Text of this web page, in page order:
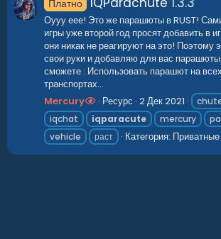
Платно
Оууу еее! Это же парашюты в RUST!
игры уже второй год просят добавить в
они никак не реагируют на это! Поэтому
свои руки и добавляю для вас
сможете : Использовать парашют на
транспортах...
Mercury
Ресурс 2 Дек 2021
iqchat
iqparacute mercury
vehicle
раст Категория: